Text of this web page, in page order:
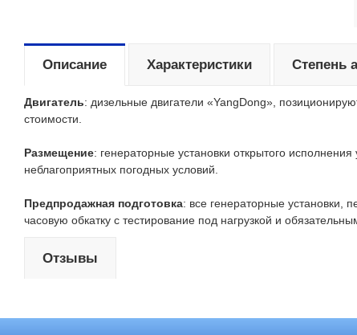
Описание
Двигатель: дизельные двигатели «YangDong»,
стоимости.
Размещение: генераторные установки открытого
неблагоприятных погодных условий.
Предпродажная подготовка: все генераторные установки,
часовую обкатку с тестирование под нагрузкой и
Характеристики Степень
Отзывы